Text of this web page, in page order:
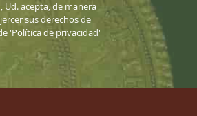
Ud. acepta, de manera
sus derechos de
'Política de privacidad'